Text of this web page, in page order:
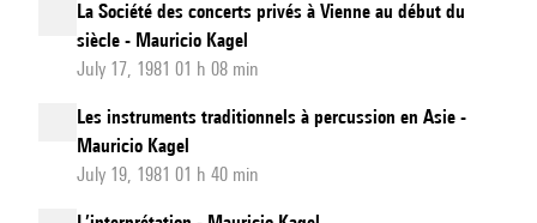
La Société des concerts privés à Vienne au début du
siècle - Mauricio Kagel
July 17, 1981 01 h 08 min
Les instruments traditionnels à percussion en Asie -
Mauricio Kagel
July 19, 1981 01 h 40 min